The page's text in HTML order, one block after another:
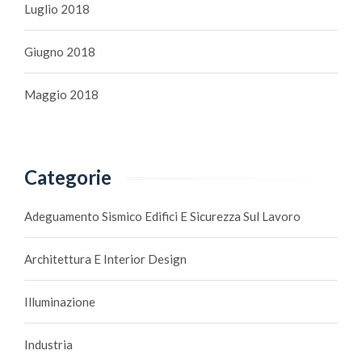
Luglio 2018
Giugno 2018
Maggio 2018
Categorie
Adeguamento Sismico Edifici E Sicurezza Sul Lavoro
Architettura E Interior Design
Illuminazione
Industria